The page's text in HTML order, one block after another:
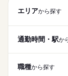
エリアから探す
通勤時間・駅か
職種から探す